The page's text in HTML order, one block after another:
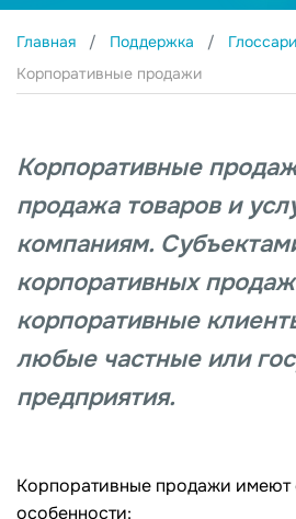
Главная Поддержка
Корпоративные продажи
Корпоративные
продажа товаров и
компаниям.
корпоративных
корпоративные
любые частные или
предприятия.
Корпоративные продажи
особенности: